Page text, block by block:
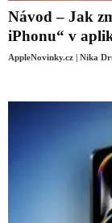
Návod – Jak
iPhonu“ v
AppleNovinky.cz | Nika